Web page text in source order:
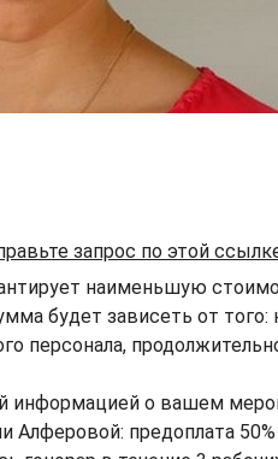
запрос по этой
наименьшую
будет зависеть от
персонала,
информацией о вашем
Алферовой: предоплата